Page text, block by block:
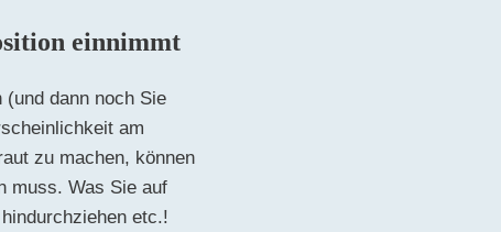
einnimmt
dann noch Sie
am
zu machen, können
muss. Was Sie auf
etc.!